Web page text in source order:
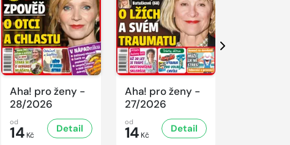
Aha! pro ženy -
28/2026
od
14 Kč
Detail
Aha! pro ženy -
27/2026
od
14 Kč
Detail
Další